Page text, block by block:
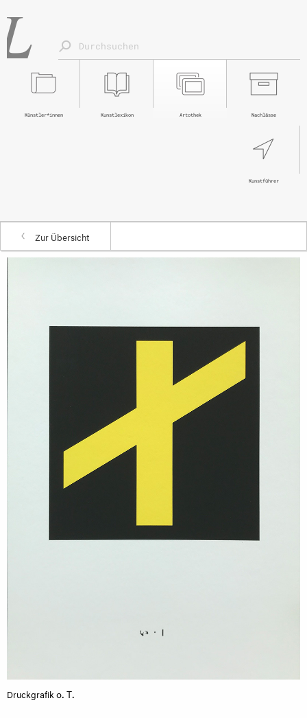
Nachlässe
Artothek
Kunstlexikon
Künstler*innen
Kunstführer
Zur Übersicht
Druckgrafik o. T.